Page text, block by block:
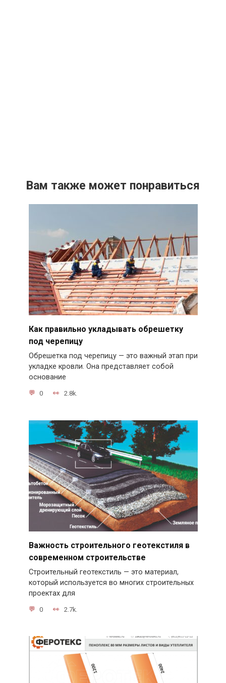
Вам также может понравиться
Как правильно укладывать обрешетку
под черепицу
Обрешетка под черепицу — это важный этап при
укладке кровли. Она представляет собой
основание
0 2.8k.
Важность строительного геотекстиля в
современном строительстве
Строительный геотекстиль — это материал,
который используется во многих строительных
проектах для
0 2.7k.